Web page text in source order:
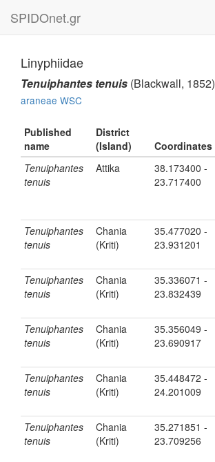
SPIDOnet.gr
Linyphiidae
Tenuiphantes tenuis (Blackwall, 1852)
araneae WSC
Published
name
District
(Island)
Coordinates
Tenuiphantes
tenuis
Attika
38.173400 -
23.717400
Tenuiphantes
tenuis
Chania
(Kriti)
35.477020 -
23.931201
Tenuiphantes
tenuis
Chania
(Kriti)
35.336071 -
23.832439
Tenuiphantes
tenuis
Chania
(Kriti)
35.356049 -
23.690917
Tenuiphantes
tenuis
Chania
(Kriti)
35.448472 -
24.201009
Tenuiphantes
tenuis
Chania
(Kriti)
35.271851 -
23.709256